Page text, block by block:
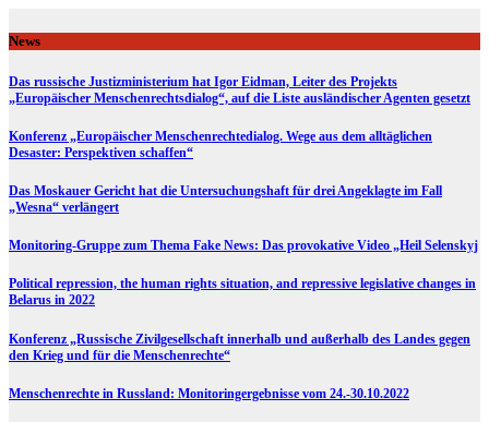
to
content
News
Das russische Justizministerium hat Igor Eidman, Leiter des Projekts
„Europäischer Menschenrechtsdialog“, auf die Liste ausländischer Agenten gesetzt
Konferenz „Europäischer Menschenrechtedialog. Wege aus dem alltäglichen
Desaster: Perspektiven schaffen“
Das Moskauer Gericht hat die Untersuchungshaft für drei Angeklagte im Fall
„Wesna“ verlängert
Monitoring-Gruppe zum Thema Fake News: Das provokative Video „Heil Selenskyj
Political repression, the human rights situation, and repressive legislative changes in
Belarus in 2022
Konferenz „Russische Zivilgesellschaft innerhalb und außerhalb des Landes gegen
den Krieg und für die Menschenrechte“
Menschenrechte in Russland: Monitoringergebnisse vom 24.-30.10.2022